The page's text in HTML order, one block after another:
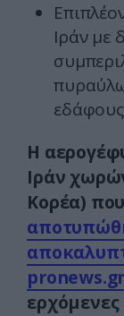
Ιράν με
Η
Ιράν
Κορέα)